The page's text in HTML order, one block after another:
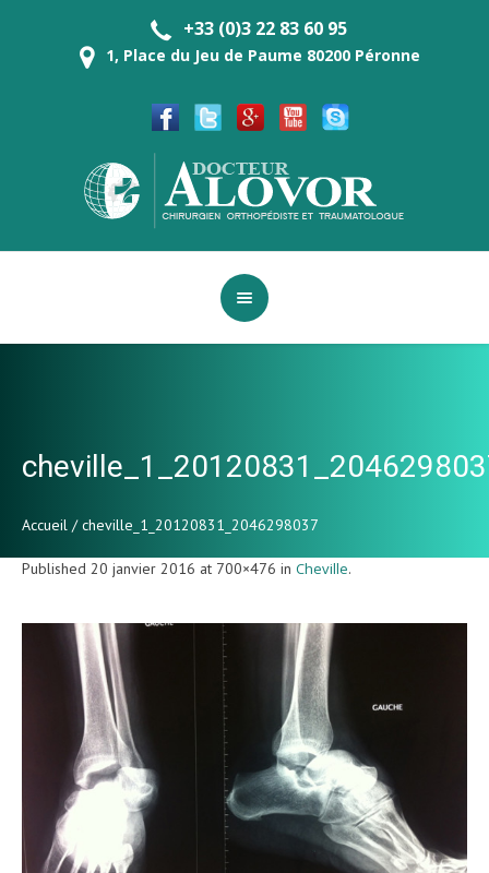
+33 (0)3 22 83 60 95
1, Place du Jeu de Paume 80200 Péronne
Accueil /cheville_1_20120831_2046298037
Published 20 janvier 2016 at 700×476 in Cheville.